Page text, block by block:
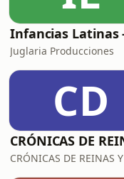
Juglaria Producciones
CD